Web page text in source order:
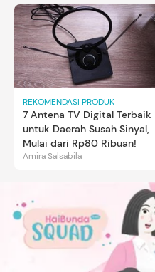
REKOMENDASI PRODUK
7 Antena TV Digital Terbaik
untuk Daerah Susah Sinyal,
Mulai dari Rp80 Ribuan!
Amira Salsabila